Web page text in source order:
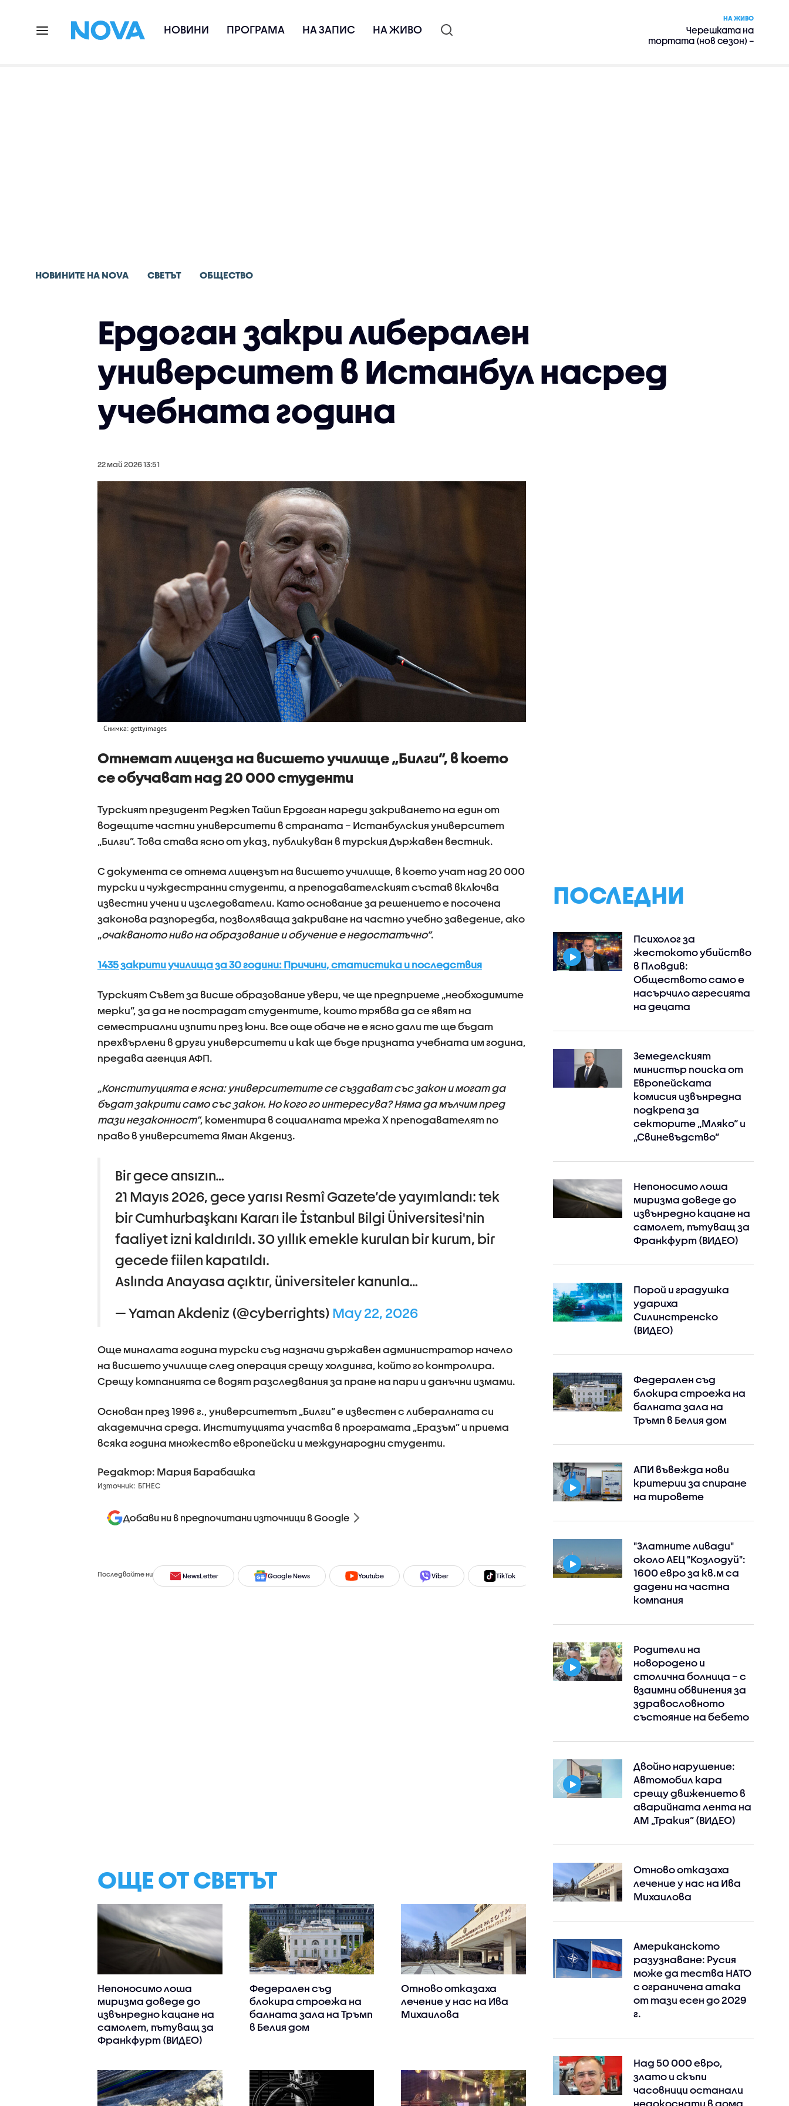
НОВИНИ ПРОГРАМА НА ЗАПИС НА ЖИВО
НА ЖИВО
Черешката на
тортата (нов сезон) –
НОВИНИТЕ НА NOVA СВЕТЪТ ОБЩЕСТВО
Ердоган закри либерален
университет в Истанбул насред
учебната година
22 май 2026 13:51
Снимка: gettyimages
Отнемат лиценза на висшето училище „Билги”, в което
се обучават над 20 000 студенти
Турският президент Реджеп Тайип Ердоган нареди закриването на един от
водещите частни университети в страната – Истанбулския университет
„Билги”. Това става ясно от указ, публикуван в турския Държавен вестник.
С документа се отнема лицензът на висшето училище, в което учат над 20 000
турски и чуждестранни студенти, а преподавателският състав включва
известни учени и изследователи. Като основание за решението е посочена
законова разпоредба, позволяваща закриване на частно учебно заведение, ако
„очакваното ниво на образование и обучение е недостатъчно”.
1435 закрити училища за 30 години: Причини, статистика и последствия
Турският Съвет за висше образование увери, че ще предприеме „необходимите
мерки”, за да не пострадат студентите, които трябва да се явят на
семестриални изпити през юни. Все още обаче не е ясно дали те ще бъдат
прехвърлени в други университети и как ще бъде призната учебната им година,
предава агенция АФП.
„Конституцията е ясна: университетите се създават със закон и могат да
бъдат закрити само със закон. Но кого го интересува? Няма да мълчим пред
тази незаконност”, коментира в социалната мрежа X преподавателят по
право в университета Яман Акдениз.
Bir gece ansızın…
21 Mayıs 2026, gece yarısı Resmî Gazete’de yayımlandı: tek
bir Cumhurbaşkanı Kararı ile İstanbul Bilgi Üniversitesi'nin
faaliyet izni kaldırıldı. 30 yıllık emekle kurulan bir kurum, bir
gecede fiilen kapatıldı.
Aslında Anayasa açıktır, üniversiteler kanunla…
— Yaman Akdeniz (@cyberrights) May 22, 2026
Още миналата година турски съд назначи държавен администратор начело
на висшето училище след операция срещу холдинга, който го контролира.
Срещу компанията се водят разследвания за пране на пари и данъчни измами.
Основан през 1996 г., университетът „Билги” е известен с либералната си
академична среда. Институцията участва в програмата „Еразъм” и приема
всяка година множество европейски и международни студенти.
Редактор: Мария Барабашка
Източник: БГНЕС
Добави ни в предпочитани източници в Google
Последвайте ни NewsLetter Google News Youtube Viber TikTok Instagram Facebook
ОЩЕ ОТ СВЕТЪТ
Непоносимо лоша
миризма доведе до
извънредно кацане на
самолет, пътуващ за
Франкфурт (ВИДЕО)
Федерален съд
блокира строежа на
балната зала на Тръмп
в Белия дом
Отново отказаха
лечение у нас на Ива
Михаилова
ПОСЛЕДНИ
Психолог за
жестокото убийство
в Пловдив:
Обществото само е
насърчило агресията
на децата
Земеделският
министър поиска от
Европейската
комисия извънредна
подкрепа за
секторите „Мляко“ и
„Свиневъдство“
Непоносимо лоша
миризма доведе до
извънредно кацане на
самолет, пътуващ за
Франкфурт (ВИДЕО)
Порой и градушка
удариха
Силинстренско
(ВИДЕО)
Федерален съд
блокира строежа на
балната зала на
Тръмп в Белия дом
АПИ въвежда нови
критерии за спиране
на тировете
"Златните ливади"
около АЕЦ "Козлодуй":
1600 евро за кв.м са
дадени на частна
компания
Родители на
новородено и
столична болница – с
взаимни обвинения за
здравословното
състояние на бебето
Двойно нарушение:
Автомобил кара
срещу движението в
аварийната лента на
АМ „Тракия” (ВИДЕО)
Отново отказаха
лечение у нас на Ива
Михаилова
Американското
разузнаване: Русия
може да тества НАТО
с ограничена атака
от тази есен до 2029
г.
Над 50 000 евро,
злато и скъпи
часовници останали
недокоснати в дома